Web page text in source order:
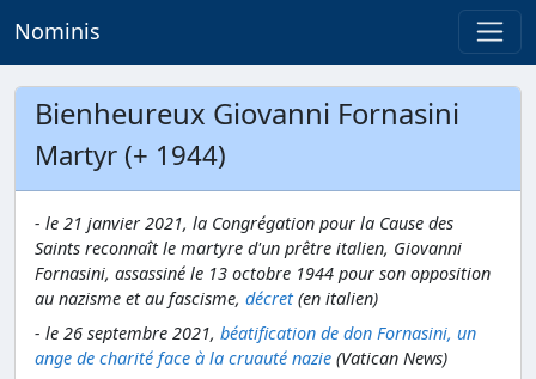
Nominis
Bienheureux Giovanni Fornasini
Martyr (+ 1944)
- le 21 janvier 2021, la Congrégation pour la Cause des
Saints reconnaît le martyre d'un prêtre italien, Giovanni
Fornasini, assassiné le 13 octobre 1944 pour son opposition
au nazisme et au fascisme, décret(en italien)
- le 26 septembre 2021, béatification de don Fornasini, un
ange de charité face à la cruauté nazie (Vatican News)